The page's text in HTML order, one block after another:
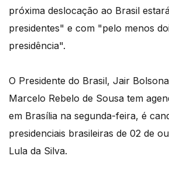
próxima deslocação ao Brasil
presidentes" e com "pelo menos
presidência".
O Presidente do Brasil, Jair
Marcelo Rebelo de Sousa tem
em Brasília na segunda-feira, é
presidenciais brasileiras de 02 de
Lula da Silva.